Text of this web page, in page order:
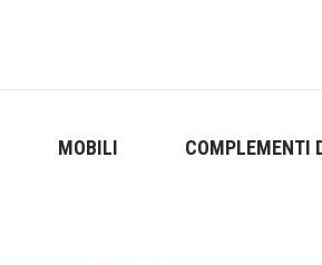
MOBILI COMPLEMENTI